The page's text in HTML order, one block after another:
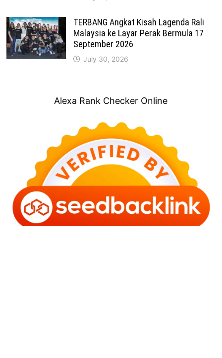
TERBANG Angkat Kisah Lagenda Rali
Malaysia ke Layar Perak Bermula 17
September 2026
July 30, 2026
Alexa Rank Checker Online